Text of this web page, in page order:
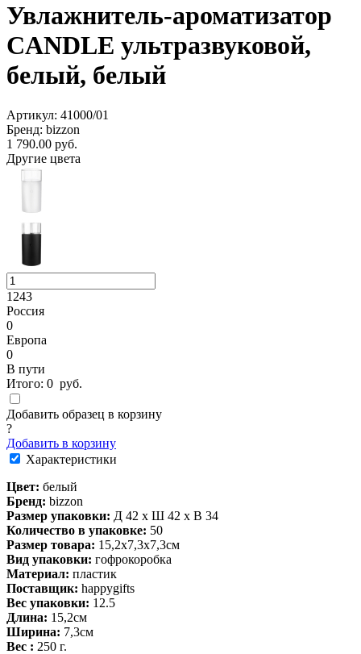
Увлажнитель-ароматизатор
CANDLE ультразвуковой,
белый, белый
Артикул: 41000/01
Бренд: bizzon
1 790.00 руб.
Другие цвета
1243
Россия
0
Европа
0
В пути
Итого: 0 руб.
Добавить образец в корзину
?
Добавить в корзину
Характеристики
Цвет: белый
Бренд: bizzon
Размер упаковки: Д 42 x Ш 42 x В 34
Количество в упаковке: 50
Размер товара: 15,2х7,3х7,3см
Вид упаковки: гофрокоробка
Материал: пластик
Поставщик: happygifts
Вес упаковки: 12.5
Длина: 15,2см
Ширина: 7,3см
Вес : 250 г.